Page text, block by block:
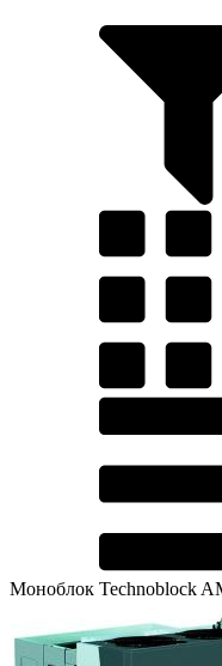
Моноблок Technoblock